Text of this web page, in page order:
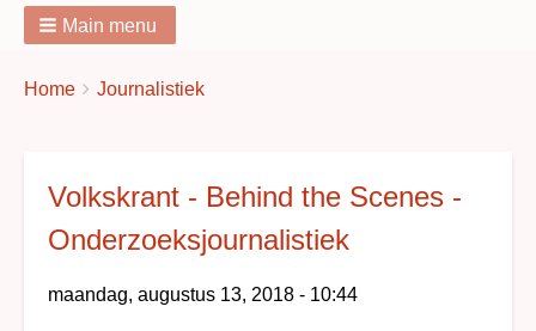
Main menu
Breadcrumbs
You
Home Journalistiek
Volkskrant - Behind the Scenes -
Onderzoeksjournalistiek
maandag, augustus 13, 2018 - 10:44